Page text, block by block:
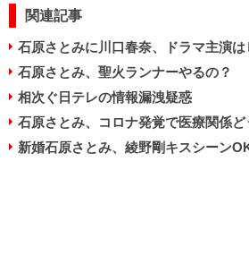
関連記事
石原さとみに川口春奈、ドラマ主演は
石原さとみ、聖火ランナーやるの？
相次ぐ日テレの情報漏洩疑惑
石原さとみ、コロナ発覚で医療関係ど
新婚石原さとみ、綾野剛キスシーン